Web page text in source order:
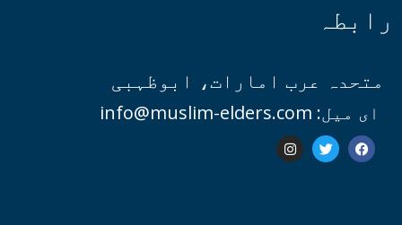
رابطہ
متحدہ عرب امارات، ابوظہبی
ای میل: info@muslim-elders.com